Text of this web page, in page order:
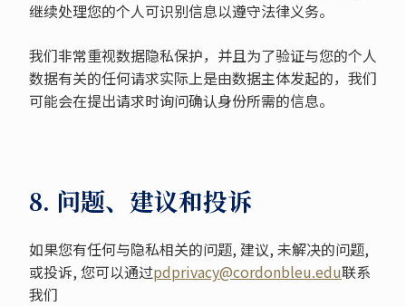
继续处理您的个人可识别信息以遵守法律义务。
我们非常重视数据隐私保护，并且为了验证与您的个人
数据有关的任何请求实际上是由数据主体发起的，我们
可能会在提出请求时询问确认身份所需的信息。
8. 问题、建议和投诉
如果您有任何与隐私相关的问题, 建议, 未解决的问题,
或投诉, 您可以通过pdprivacy@cordonbleu.edu联系
我们